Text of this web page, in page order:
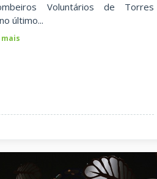
Voluntários de Torres
último...
mais